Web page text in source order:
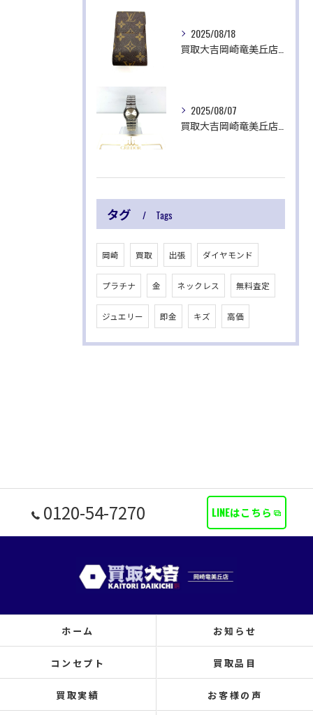
2025/08/18
2025/08/07
タグ Tags
岡崎 買取 出張 ダイヤモンド
プラチナ 金 ネックレス 無料査定
ジュエリー 即金 キズ 高価
0120-54-7270 LINEはこちら
ホーム お知らせ
コンセプト 買取品目
買取実績 お客様の声